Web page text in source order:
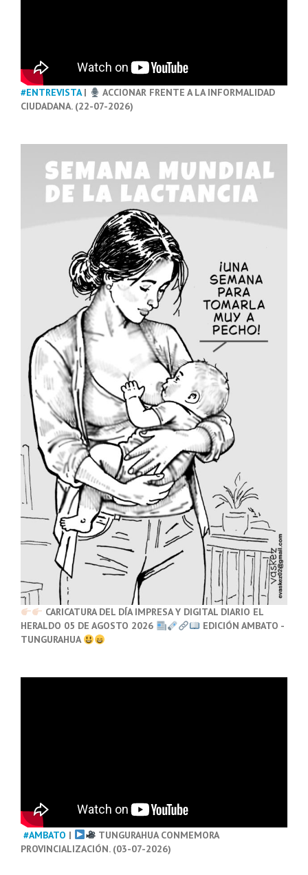
#ENTREVISTA|
ACCIONAR FRENTE A LA INFORMALIDAD
CIUDADANA. (22-07-2026)
CARICATURA DEL DÍA IMPRESA Y DIGITAL DIARIO EL
HERALDO 05 DE AGOSTO 2026
EDICIÓN AMBATO -
TUNGURAHUA
#AMBATO |
TUNGURAHUA CONMEMORA
PROVINCIALIZACIÓN. (03-07-2026)